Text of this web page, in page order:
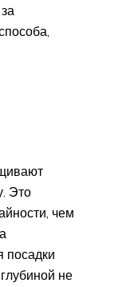
Это
чем
посадки
не